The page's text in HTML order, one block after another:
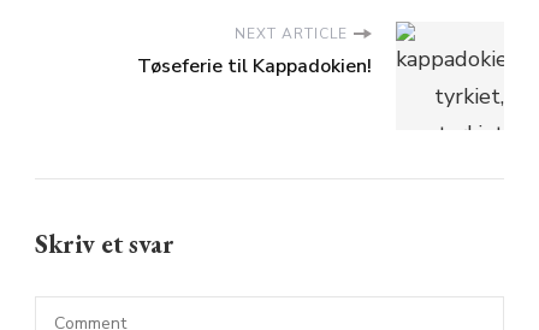
NEXT ARTICLE
Tøseferie til Kappadokien!
Skriv et svar